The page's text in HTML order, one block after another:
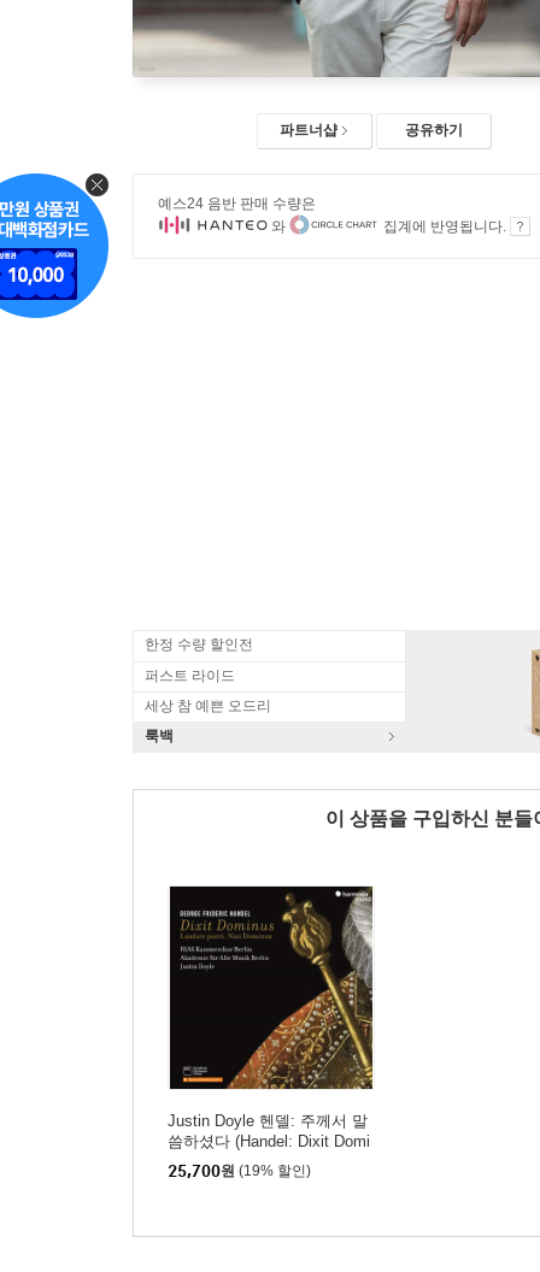
파트너샵 공유하기
예스24 음반 판매 수량은
와
집계에 반영됩니다.
한정 수량 할인전
퍼스트 라이드
세상 참 예쁜 오드리
룩백
이 상품을 구입하신 분
Justin Doyle 헨델: 주께서 말
씀하셨다 (Handel: Dixit Domi
nus, Laudate Pueri, Nisi Dom
inus)
25,700원 (19% 할인)